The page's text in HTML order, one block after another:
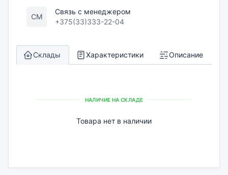
СМ
Связь с менеджером
+375(33)333-22-04
Склады Характеристики Описание
НАЛИЧИЕ НА СКЛАДЕ
Товара нет в наличии